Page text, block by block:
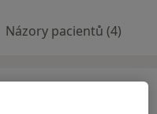
Názory pacientů (4)